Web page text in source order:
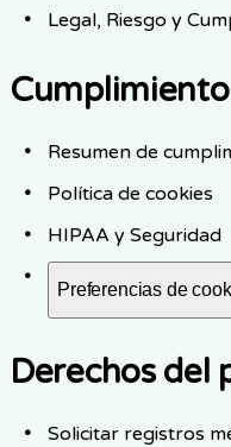
Legal, Riesgo y
Resumen de
Política de cookies
HIPAA y Seguridad
Preferencias de
Derechos del
Solicitar registros